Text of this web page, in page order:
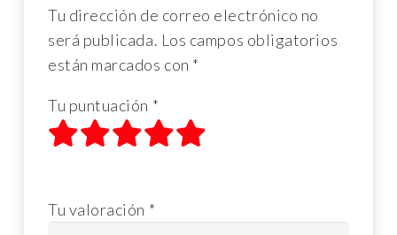
Tu dirección de correo electrónico no
será publicada. Los campos obligatorios
están marcados con *
Tu puntuación *
Tu valoración *